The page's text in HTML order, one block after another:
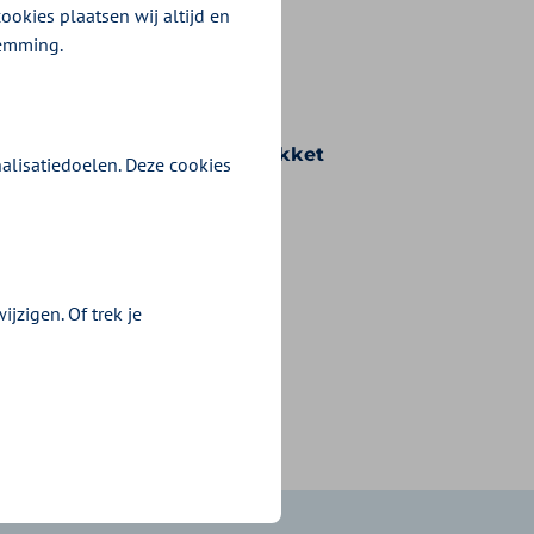
voorwaarden die bij uw pakket
plaatsen wij altijd en
Deze cookies
Of trek je